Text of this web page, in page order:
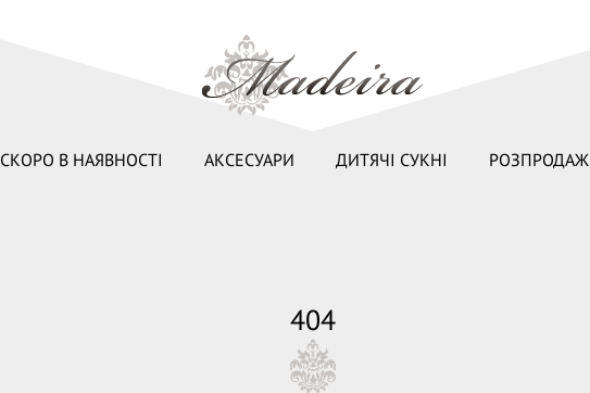
СКОРО В НАЯВНОСТІ АКСЕСУАРИ ДИТЯЧІ СУКНІ РОЗПРОДАЖ
404